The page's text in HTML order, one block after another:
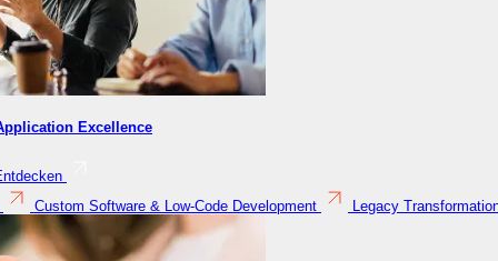
Excellence
Custom Software & Low-Code Development Legacy